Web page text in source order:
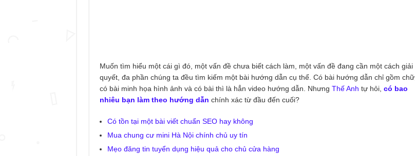
Muốn tìm hiểu một cái gì đó, một vấn đề chưa biết cách làm, một vấn đề đang cần một cách giải
quyết, đa phần chúng ta đều tìm kiếm một bài hướng dẫn cụ thể. Có bài hướng dẫn chỉ gồm chữ,
có bài minh họa hình ảnh và có bài thì là hẳn video hướng dẫn. Nhưng Thế Anh tự hỏi, có bao
nhiêu bạn làm theo hướng dẫn chính xác từ đầu đến cuối?
Có tồn tại một bài viết chuẩn SEO hay không
Mua chung cư mini Hà Nội chính chủ uy tín
Mẹo đăng tin tuyển dụng hiệu quả cho chủ cửa hàng